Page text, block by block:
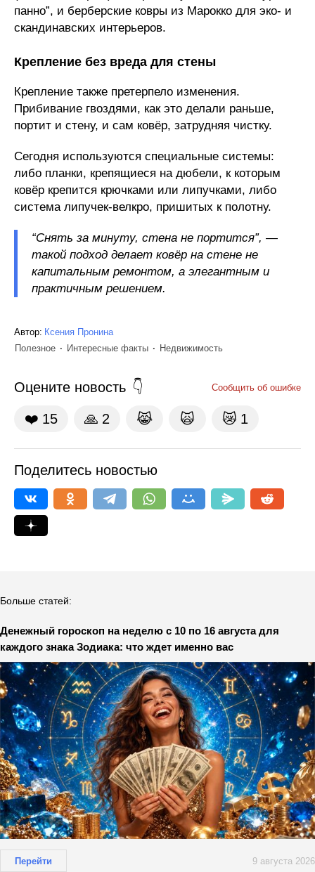
панно”, и берберские ковры из Марокко для эко- и
скандинавских интерьеров.
Крепление без вреда для стены
Крепление также претерпело изменения.
Прибивание гвоздями, как это делали раньше,
портит и стену, и сам ковёр, затрудняя чистку.
Сегодня используются специальные системы:
либо планки, крепящиеся на дюбели, к которым
ковёр крепится крючками или липучками, либо
система липучек-велкро, пришитых к полотну.
“Снять за минуту, стена не портится”, —
такой подход делает ковёр на стене не
капитальным ремонтом, а элегантным и
практичным решением.
Автор: Ксения Пронина
Полезное
Интересные факты Недвижимость
Оцените новость Сообщить об ошибке
❤️ 15 🙏 2 😹 🙀 😿 1
Поделитесь новостью
Больше статей:
Денежный гороскоп на неделю с 10 по 16 августа для
каждого знака Зодиака: что ждет именно вас
Перейти 9 августа 2026